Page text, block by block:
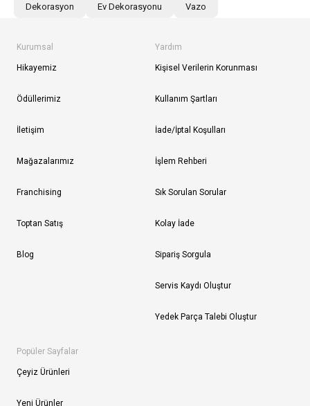
Dekorasyon Ev Dekorasyonu Vazo
Kurumsal
Hikayemiz
Ödüllerimiz
İletişim
Mağazalarımız
Franchising
Toptan Satış
Blog
Yardım
Kişisel Verilerin Korunması
Kullanım Şartları
İade/İptal Koşulları
İşlem Rehberi
Sık Sorulan Sorular
Kolay İade
Sipariş Sorgula
Servis Kaydı Oluştur
Yedek Parça Talebi Oluştur
Popüler Sayfalar
Çeyiz Ürünleri
Yeni Ürünler